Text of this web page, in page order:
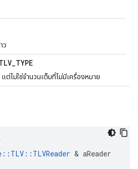
ว
_TYPE
ต่ไม่ใช่จำนวนเต็มที่ไม่มีเครื่องหมาย
:: TLV :: TLVReader & aReader